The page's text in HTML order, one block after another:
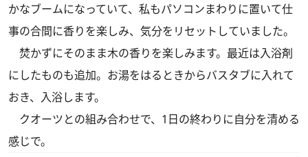
かなブームになっていて、私もパソコンまわりに置いて仕
事の合間に香りを楽しみ、気分をリセットしていました。
焚かずにそのまま木の香りを楽しみます。最近は入浴剤
にしたものも追加。お湯をはるときからバスタブに入れて
おき、入浴します。
クオーツとの組み合わせで、1日の終わりに自分を清める
感じで。